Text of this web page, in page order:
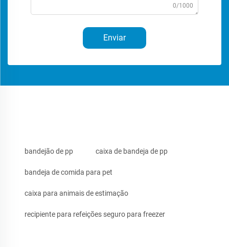
0/1000
Enviar
bandejão de pp caixa de bandeja de pp
bandeja de comida para pet
caixa para animais de estimação
recipiente para refeições seguro para freezer